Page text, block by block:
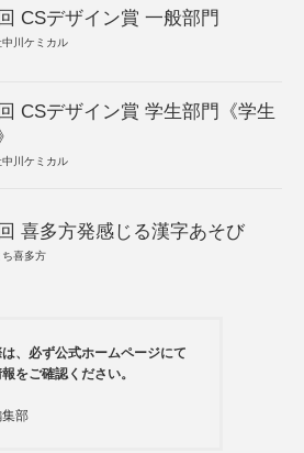
CSデザイン賞 一般部門
川ケミカル
CSデザイン賞 学生部門《学生
川ケミカル
喜多方発感じる漢字あそび
喜多方
、必ず公式ホームページにて
をご確認ください。
集部